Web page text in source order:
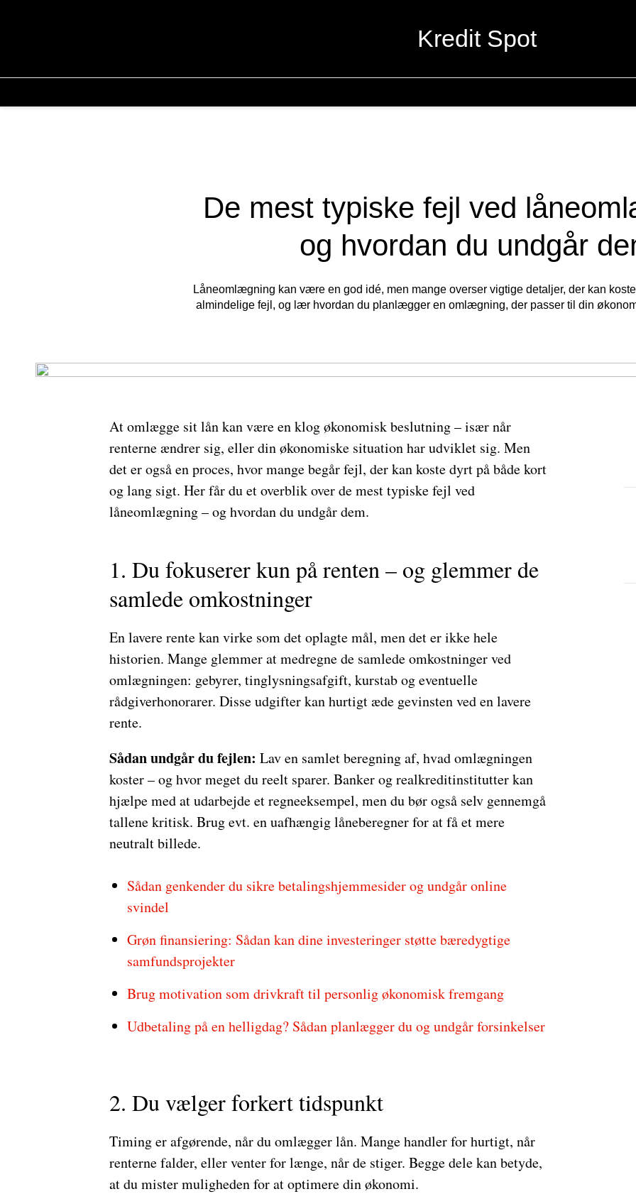
Kredit Spot
De mest typiske fejl ved
og hvordan du undgår
Låneomlægning kan være en god idé, men mange overser vigtige detaljer, der kan
almindelige fejl, og lær hvordan du planlægger en omlægning, der passer til din
At omlægge sit lån kan være en klog økonomisk beslutning – især når
renterne ændrer sig, eller din økonomiske situation har udviklet sig. Men
det er også en proces, hvor mange begår fejl, der kan koste dyrt på både kort
og lang sigt. Her får du et overblik over de mest typiske fejl ved
låneomlægning – og hvordan du undgår dem.
1. Du fokuserer kun på renten – og glemmer de
samlede omkostninger
En lavere rente kan virke som det oplagte mål, men det er ikke hele
historien. Mange glemmer at medregne de samlede omkostninger ved
omlægningen: gebyrer, tinglysningsafgift, kurstab og eventuelle
rådgiverhonorarer. Disse udgifter kan hurtigt æde gevinsten ved en lavere
rente.
Sådan undgår du fejlen: Lav en samlet beregning af, hvad omlægningen
koster – og hvor meget du reelt sparer. Banker og realkreditinstitutter kan
hjælpe med at udarbejde et regneeksempel, men du bør også selv gennemgå
tallene kritisk. Brug evt. en uafhængig låneberegner for at få et mere
neutralt billede.
Sådan genkender du sikre betalingshjemmesider og undgår online
svindel
Grøn finansiering: Sådan kan dine investeringer støtte bæredygtige
samfundsprojekter
Brug motivation som drivkraft til personlig økonomisk fremgang
Udbetaling på en helligdag? Sådan planlægger du og undgår forsinkelser
2. Du vælger forkert tidspunkt
Timing er afgørende, når du omlægger lån. Mange handler for hurtigt, når
renterne falder, eller venter for længe, når de stiger. Begge dele kan betyde,
at du mister muligheden for at optimere din økonomi.